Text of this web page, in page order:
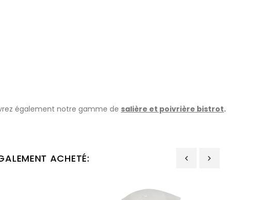
également notre gamme de salière et poivrière bistrot.
ACHETÉ: